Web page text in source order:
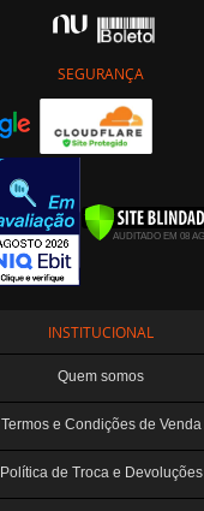
SEGURANÇA
INSTITUCIONAL
Quem somos
Termos e Condições de Venda
Política de Troca e Devoluções